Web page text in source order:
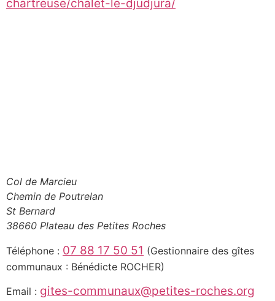
chartreuse/chalet-le-djudjura/
Col de Marcieu
Chemin de Poutrelan
St Bernard
38660 Plateau des Petites Roches
Téléphone : 07 88 17 50 51 (Gestionnaire des gîtes
communaux : Bénédicte ROCHER)
Email : gites-communaux@petites-roches.org